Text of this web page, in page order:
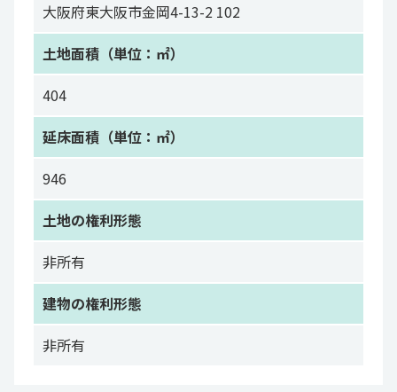
大阪府東大阪市金岡4-13-2 102
土地面積（単位：㎡）
404
延床面積（単位：㎡）
946
土地の権利形態
非所有
建物の権利形態
非所有